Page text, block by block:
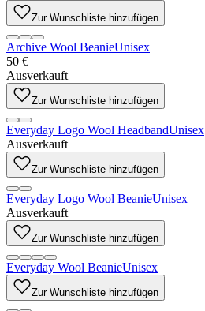
Zur Wunschliste hinzufügen
Archive Wool BeanieUnisex
50 €
Ausverkauft
Zur Wunschliste hinzufügen
Everyday Logo Wool HeadbandUnisex
Ausverkauft
Zur Wunschliste hinzufügen
Everyday Logo Wool BeanieUnisex
Ausverkauft
Zur Wunschliste hinzufügen
Everyday Wool BeanieUnisex
Zur Wunschliste hinzufügen